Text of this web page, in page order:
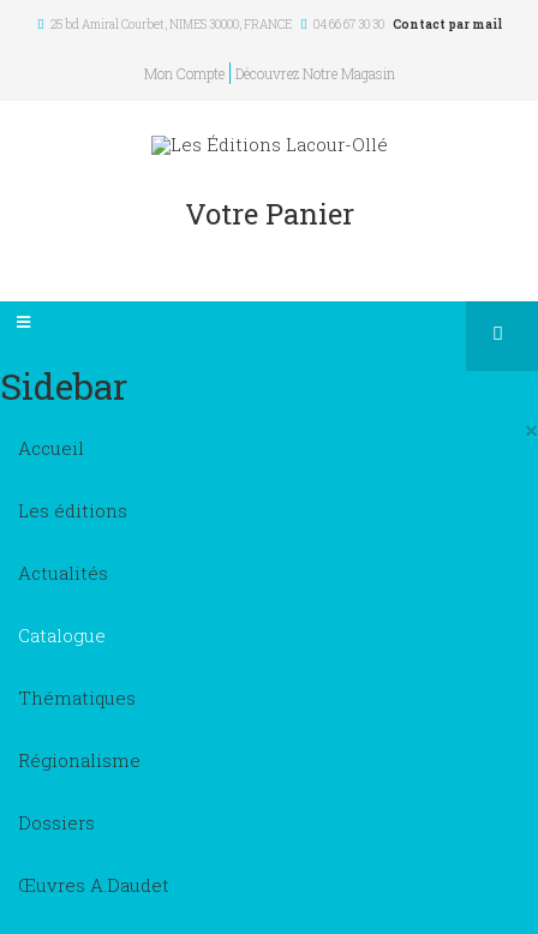
25 bd Amiral Courbet, NIMES 30000,FRANCE 04 66 67 30 30 Contact par mail
Mon Compte Découvrez Notre Magasin
Votre Panier
Sidebar
×
Accueil
Les éditions
Actualités
Catalogue
Thématiques
Régionalisme
Dossiers
Œuvres A.Daudet